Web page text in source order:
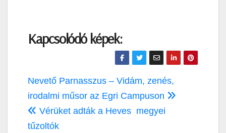
Kapcsolódó képek:
Bejegyzés
navigáció
Nevető Parnasszus – Vidám, zenés,
irodalmi műsor az Egri Campuson
Vérüket adták a Heves megyei
tűzoltók